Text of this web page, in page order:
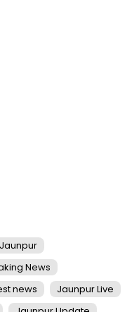
Jaunpur
News
news
Jaunpur Live